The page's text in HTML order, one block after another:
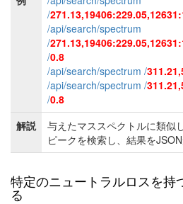
/
/api/search/spectrum
/
/0.8
/api/search/spectrum /
/api/search/spectrum /
/0.8
解説
与えたマススペクトルに類似
ピークを検索し、結果をJSON
特定のニュートラルロスを
る